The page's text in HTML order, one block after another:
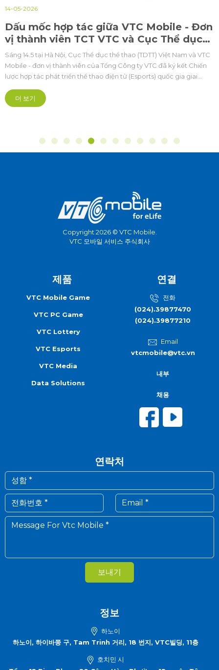
14-05-2026
Dấu mốc hợp tác giữa VTC Mobile - Đơn
vị thành viên TCT VTC và Cục Thể dục
thể thao thúc đẩy Esports Việt Nam
Quốc gia
Sáng 14.5 tại Hà Nội, Cục Thể dục thể thao (TDTT) Việt Nam và VTC
Mobile - đơn vị thành viên của Tổng Công ty VTC đã ký kết Chiến
lược hợp tác phát triển thể thao điện tử (Esports) quốc gia giai
nghiệp hơn cho lĩnh vực thể thao điện tử trong nước.
더 보기
Copyright 2026 © VTC Mobile.
VTC 모바일 서비스 주식회사
제품
VTC Mobile Game
VTC PC Game
VTC Lottery
VTC Esports
VTC Media
Data Solutions
연결
전화
(024).39877470
(024).39877210
Email
vtcmobile@vtc.vn
내부
채용
연락처
보내기
정보
하노이
하노이, 하이바쯩 구, Tam Trinh 거리, 18 번지, VTC빌딩, 11층
호치민 시